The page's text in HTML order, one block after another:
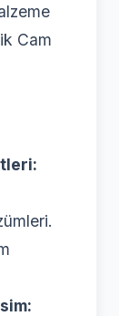
Cam